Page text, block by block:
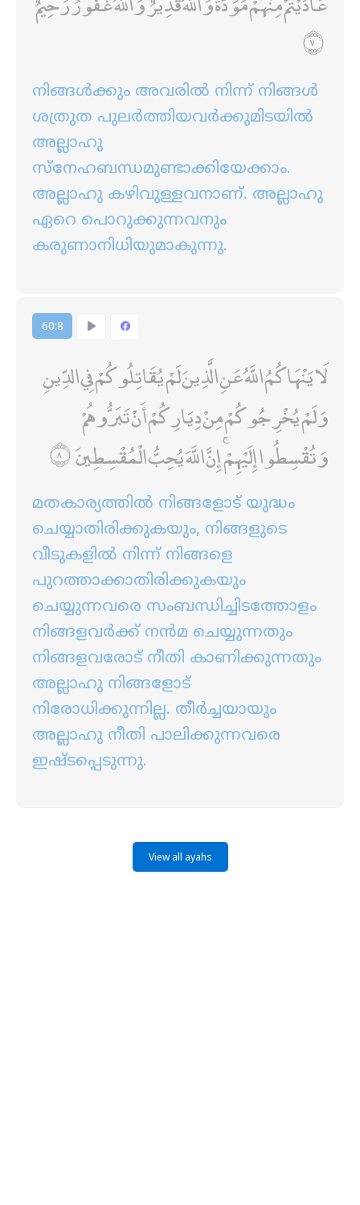
നിങ്ങള്‍ക്കും അവരില്‍ നിന്ന് നിങ്ങള്‍
ശത്രുത പുലര്‍ത്തിയവര്‍ക്കുമിടയില്‍
അല്ലാഹു
സ്നേഹബന്ധമുണ്ടാക്കിയേക്കാം.
അല്ലാഹു കഴിവുള്ളവനാണ്‌. അല്ലാഹു
ഏറെ പൊറുക്കുന്നവനും
കരുണാനിധിയുമാകുന്നു.
60:8
لَا يَنْهَاكُمُ اللَّهُ عَنِ الَّذِينَ لَمْ يُقَاتِلُوكُمْ فِي الدِّينِ
وَلَمْ يُخْرِجُوكُمْ مِنْ دِيَارِكُمْ أَنْ تَبَرُّوهُمْ
وَتُقْسِطُوا إِلَيْهِمْ ۚ إِنَّ اللَّهَ يُحِبُّ الْمُقْسِطِينَ
മതകാര്യത്തില്‍ നിങ്ങളോട് യുദ്ധം
ചെയ്യാതിരിക്കുകയും, നിങ്ങളുടെ
വീടുകളില്‍ നിന്ന് നിങ്ങളെ
പുറത്താക്കാതിരിക്കുകയും
ചെയ്യുന്നവരെ സംബന്ധിച്ചിടത്തോളം
നിങ്ങളവര്‍ക്ക് നന്‍മ ചെയ്യുന്നതും
നിങ്ങളവരോട് നീതി കാണിക്കുന്നതും
അല്ലാഹു നിങ്ങളോട്
നിരോധിക്കുന്നില്ല. തീര്‍ച്ചയായും
അല്ലാഹു നീതി പാലിക്കുന്നവരെ
ഇഷ്ടപ്പെടുന്നു.
View all ayahs